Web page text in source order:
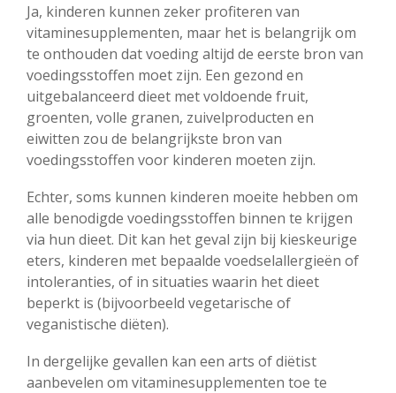
Ja, kinderen kunnen zeker profiteren van
vitaminesupplementen, maar het is belangrijk om
te onthouden dat voeding altijd de eerste bron van
voedingsstoffen moet zijn. Een gezond en
uitgebalanceerd dieet met voldoende fruit,
groenten, volle granen, zuivelproducten en
eiwitten zou de belangrijkste bron van
voedingsstoffen voor kinderen moeten zijn.
Echter, soms kunnen kinderen moeite hebben om
alle benodigde voedingsstoffen binnen te krijgen
via hun dieet. Dit kan het geval zijn bij kieskeurige
eters, kinderen met bepaalde voedselallergieën of
intoleranties, of in situaties waarin het dieet
beperkt is (bijvoorbeeld vegetarische of
veganistische diëten).
In dergelijke gevallen kan een arts of diëtist
aanbevelen om vitaminesupplementen toe te